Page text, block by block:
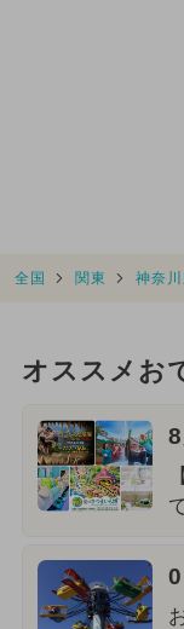
全国 関東 神奈
オススメお